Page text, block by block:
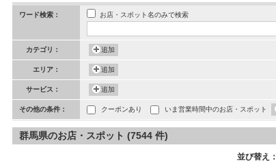
ワード検索： お店・スポット名のみで検索
カテゴリ： 追加
エリア： 追加
サービス： 追加
その他の条件： クーポンあり いま営業時間中のお店・スポット
群馬県のお店・スポット (7544 件)
並び替え：